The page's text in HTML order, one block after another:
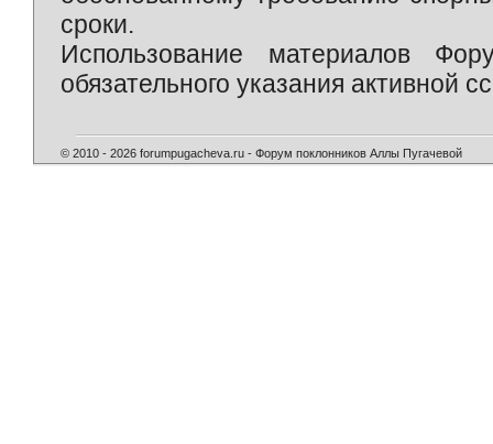
сроки.
Использование материалов
обязательного указания активной
© 2010 - 2026 forumpugacheva.ru - Форум поклонников Аллы Пугачевой